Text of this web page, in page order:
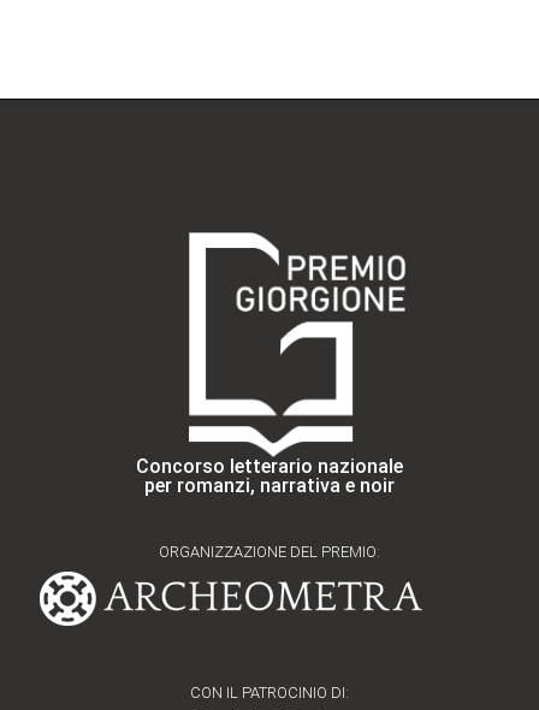
Concorso letterario nazionale
per romanzi, narrativa e noir
ORGANIZZAZIONE DEL PREMIO:
CON IL PATROCINIO DI: